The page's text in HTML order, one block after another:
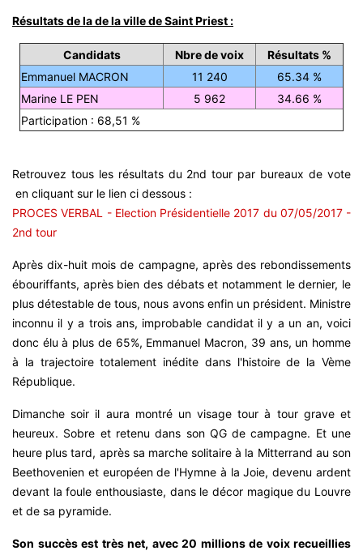
Résultats de la de la ville de Saint Priest :
Candidats Nbre de voix
Résultats %
Emmanuel MACRON
11 240
65.34 %
Marine LE PEN
5 962
34.66 %
Participation : 68,51 %
Retrouvez tous les résultats du 2nd tour par bureaux de vote
en cliquant sur le lien ci dessous :
PROCES VERBAL - Election Présidentielle 2017 du 07/05/2017 -
2nd tour
Après dix-huit mois de campagne, après des rebondissements
ébouriffants, après bien des débats et notamment le dernier, le
plus détestable de tous, nous avons enfin un président. Ministre
inconnu il y a trois ans, improbable candidat il y a un an, voici
donc élu à plus de 65%, Emmanuel Macron, 39 ans, un homme
à la trajectoire totalement inédite dans l'histoire de la Vème
République.
Dimanche soir il aura montré un visage tour à tour grave et
heureux. Sobre et retenu dans son QG de campagne. Et une
heure plus tard, après sa marche solitaire à la Mitterrand au son
Beethovenien et européen de l'Hymne à la Joie, devenu ardent
devant la foule enthousiaste, dans le décor magique du Louvre
et de sa pyramide.
Son succès est très net, avec 20 millions de voix recueillies